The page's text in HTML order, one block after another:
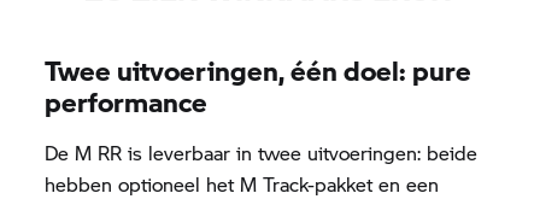
Twee uitvoeringen, één doel: pure
performance
De M RR is leverbaar in twee uitvoeringen: beide
hebben optioneel het M Track-pakket en een